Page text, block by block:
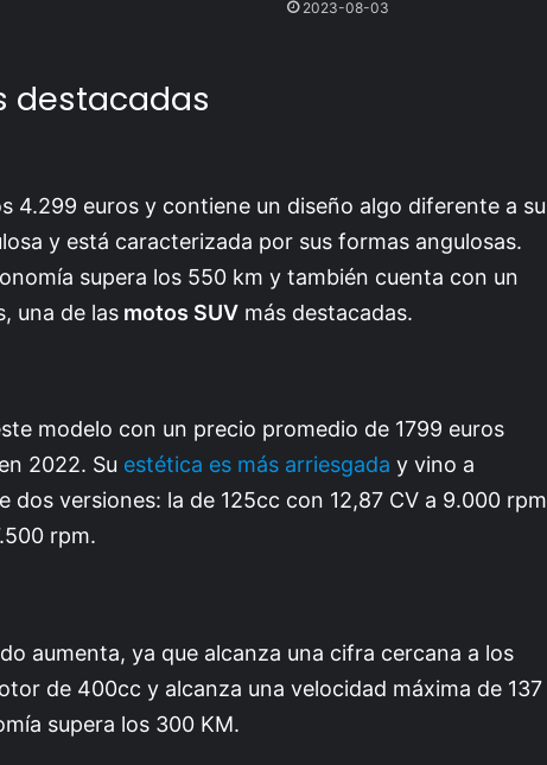
2023-08-03
destacadas
4.299 euros y contiene un diseño algo diferente a su
y está caracterizada por sus formas angulosas.
supera los 550 km y también cuenta con un
una de las motos SUV más destacadas.
modelo con un precio promedio de 1799 euros
2022. Su estética es más arriesgada y vino a
dos versiones: la de 125cc con 12,87 CV a 9.000 rpm
rpm.
aumenta, ya que alcanza una cifra cercana a los
de 400cc y alcanza una velocidad máxima de 137
supera los 300 KM.